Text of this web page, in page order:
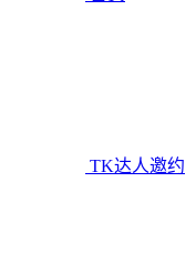
TK达人邀约